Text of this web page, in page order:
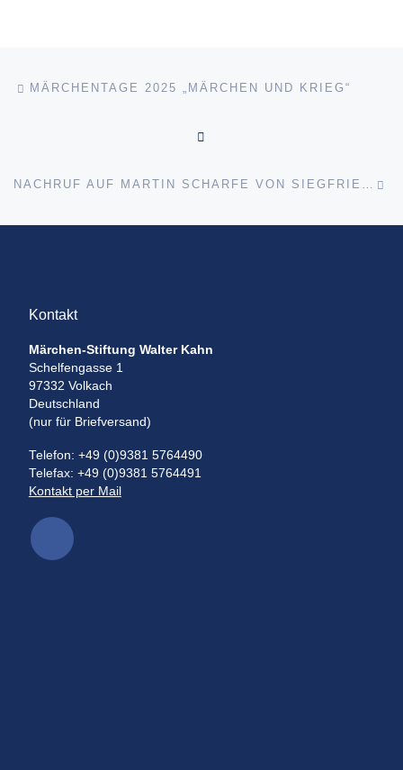
Beitragsnavigation
MÄRCHENTAGE 2025 „MÄRCHEN UND KRIEG“
NACHRUF AUF MARTIN SCHARFE VON SIEGFRIED BECKER
Kontakt
Märchen-Stiftung Walter Kahn
Schelfengasse 1
97332 Volkach
Deutschland
(nur für Briefversand)
Telefon: +49 (0)9381 5764490
Telefax: +49 (0)9381 5764491
Kontakt per Mail